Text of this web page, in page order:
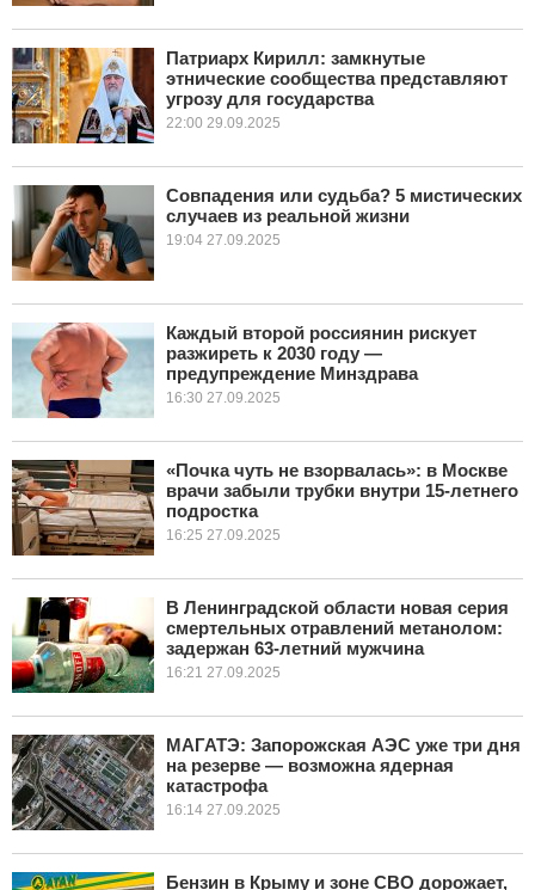
Патриарх Кирилл: замкнутые
этнические сообщества представляют
угрозу для государства
22:00 29.09.2025
Совпадения или судьба? 5 мистических
случаев из реальной жизни
19:04 27.09.2025
Каждый второй россиянин рискует
разжиреть к 2030 году —
предупреждение Минздрава
16:30 27.09.2025
«Почка чуть не взорвалась»: в Москве
врачи забыли трубки внутри 15-летнего
подростка
16:25 27.09.2025
В Ленинградской области новая серия
смертельных отравлений метанолом:
задержан 63-летний мужчина
16:21 27.09.2025
МАГАТЭ: Запорожская АЭС уже три дня
на резерве — возможна ядерная
катастрофа
16:14 27.09.2025
Бензин в Крыму и зоне СВО дорожает,